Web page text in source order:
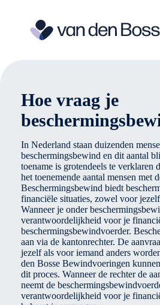
Hoe vraag je
In Nederland staan duizenden
beschermingsbewind en dit aantal
toename is grotendeels te verklaren
het toenemende aantal mensen met
Beschermingsbewind biedt
financiële situaties, zowel voor
Wanneer je onder
verantwoordelijkheid voor je
beschermingsbewindvoerder.
aan via de kantonrechter. De
jezelf als voor iemand anders
den Bosse Bewindvoeringen
dit proces. Wanneer de rechter de
neemt de
verantwoordelijkheid voor je